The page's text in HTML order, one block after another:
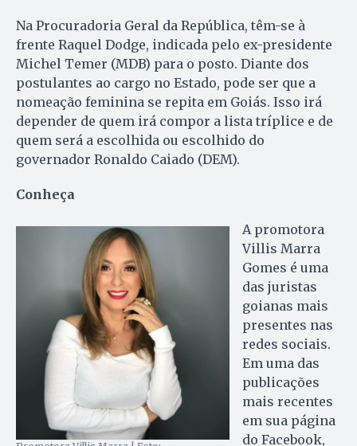
Na Procuradoria Geral da República, têm-se à
frente Raquel Dodge, indicada pelo ex-presidente
Michel Temer (MDB) para o posto. Diante dos
postulantes ao cargo no Estado, pode ser que a
nomeação feminina se repita em Goiás. Isso irá
depender de quem irá compor a lista tríplice e de
quem será a escolhida ou escolhido do
governador Ronaldo Caiado (DEM).
Conheça
A promotora
Villis Marra
Gomes é uma
das juristas
goianas mais
presentes nas
redes sociais.
Em uma das
publicações
mais recentes
em sua página
do Facebook,